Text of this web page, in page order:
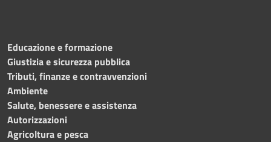
Educazione e formazione
Giustizia e sicurezza pubblica
Tributi, finanze e contravvenzioni
Ambiente
Salute, benessere e assistenza
Autorizzazioni
Agricoltura e pesca